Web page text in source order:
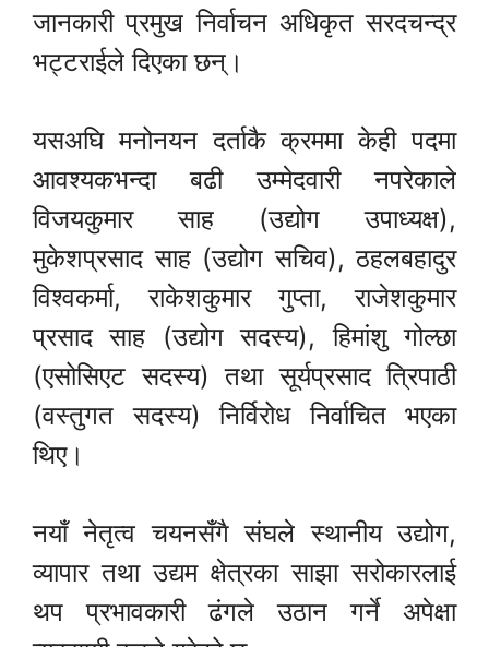
जानकारी प्रमुख निर्वाचन अधिकृत सरदचन्द्र
भट्टराईले दिएका छन्।
यसअघि मनोनयन दर्ताकै क्रममा केही पदमा
आवश्यकभन्दा बढी उम्मेदवारी नपरेकाले
विजयकुमार साह (उद्योग उपाध्यक्ष),
मुकेशप्रसाद साह (उद्योग सचिव), ठहलबहादुर
विश्वकर्मा, राकेशकुमार गुप्ता, राजेशकुमार
प्रसाद साह (उद्योग सदस्य), हिमांशु गोल्छा
(एसोसिएट सदस्य) तथा सूर्यप्रसाद त्रिपाठी
(वस्तुगत सदस्य) निर्विरोध निर्वाचित भएका
थिए।
नयाँ नेतृत्व चयनसँगै संघले स्थानीय उद्योग,
व्यापार तथा उद्यम क्षेत्रका साझा सरोकारलाई
थप प्रभावकारी ढंगले उठान गर्ने अपेक्षा